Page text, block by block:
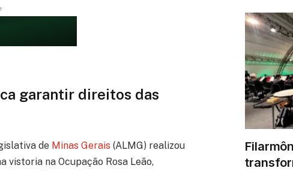
garantir direitos das
de Minas Gerais (ALMG) realizou
vistoria na Ocupação Rosa Leão,